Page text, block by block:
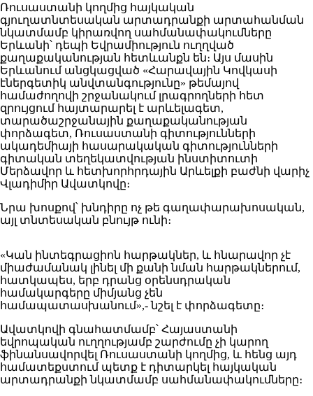
Ռուսաստանի կողմից հայկական
գյուղատնտեսական արտադրանքի արտահանման
նկատմամբ կիրառվող սահմանափակումները
Երևանի՝ դեպի Եվրամիություն ուղղված
քաղաքականության հետևանքն են։ Այս մասին
Երևանում անցկացված «Հարավային Կովկասի
էներգետիկ անվտանգությունը» թեմայով
համաժողովի շրջանակում լրագրողների հետ
զրույցում հայտարարել է արևելագետ,
տարածաշրջանային քաղաքականության
փորձագետ, Ռուսաստանի գիտությունների
ակադեմիայի հասարակական գիտությունների
գիտական տեղեկատվության ինստիտուտի
Մերձավոր և հետխորհրդային Արևելքի բաժնի վարիչ
Վլադիմիր Ավատկովը։
Նրա խոսքով՝ խնդիրը ոչ թե գաղափարախոսական,
այլ տնտեսական բնույթ ունի։
«Կան ինտեգրացիոն հարթակներ, և հնարավոր չէ
միաժամանակ լինել մի քանի նման հարթակներում,
հատկապես, երբ դրանց օրենսդրական
համակարգերը միմյանց չեն
համապատասխանում»,- նշել է փորձագետը։
Ավատկովի գնահատմամբ՝ Հայաստանի
եվրոպական ուղղությամբ շարժումը չի կարող
ֆինանսավորվել Ռուսաստանի կողմից, և հենց այդ
համատեքստում պետք է դիտարկել հայկական
արտադրանքի նկատմամբ սահմանափակումները։